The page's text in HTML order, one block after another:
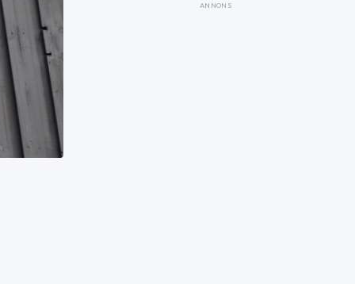
ANNONS